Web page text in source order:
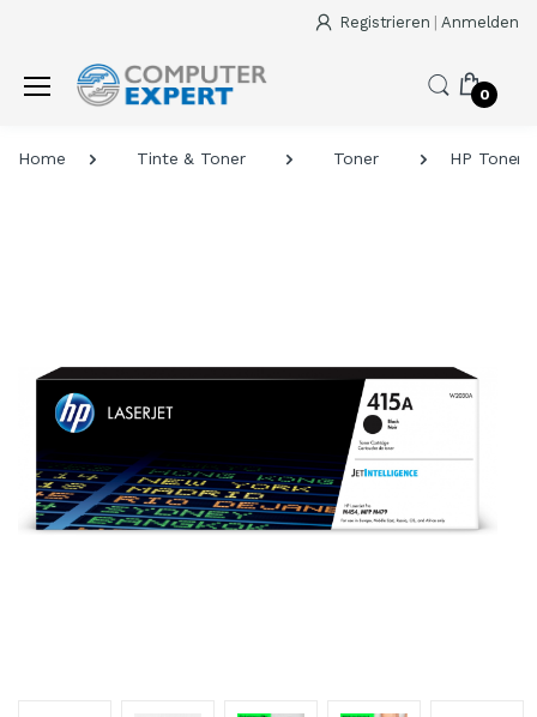
Registrieren Anmelden
0
Home Tinte & Toner Toner HP Toner